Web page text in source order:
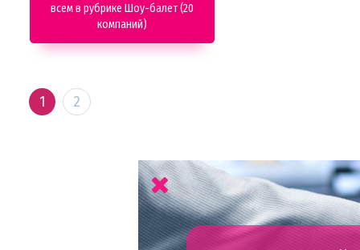
всем в рубрике Шоу-балет (20
компаний)
1 2